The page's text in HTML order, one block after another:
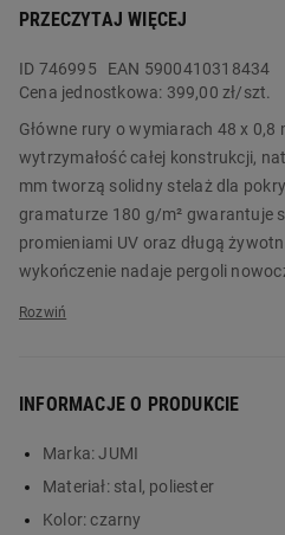
PRZECZYTAJ WIĘCEJ
ID 746995
EAN 5900410318434
Cena jednostkowa: 399,00 zł/szt.
Główne rury o wymiarach 48 x
wytrzymałość całej konstrukcji,
mm tworzą solidny stelaż dla
gramaturze 180 g/m² gwarantuje
promieniami UV oraz długą
wykończenie nadaje pergoli
Pergola stalowa do elewacji JUMI
konstrukcja w połączeniu z
zapewni Ci lata komfortowego
powietrzu. Zamów produkt już dziś
INFORMACJE O PRODUKCIE
Marka:JUMI
Materiał: stal, poliester
Kolor:czarny